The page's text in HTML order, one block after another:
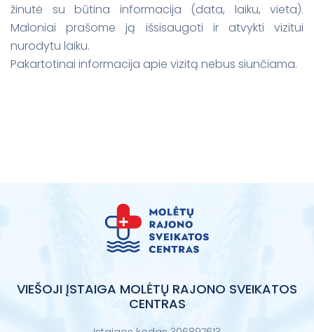
žinutė su būtina informacija (data, laiku, vieta).
Maloniai prašome ją išsisaugoti ir atvykti vizitui
nurodytu laiku.
Pakartotinai informacija apie vizitą nebus siunčiama.
VIEŠOJI ĮSTAIGA MOLĖTŲ RAJONO SVEIKATOS
CENTRAS